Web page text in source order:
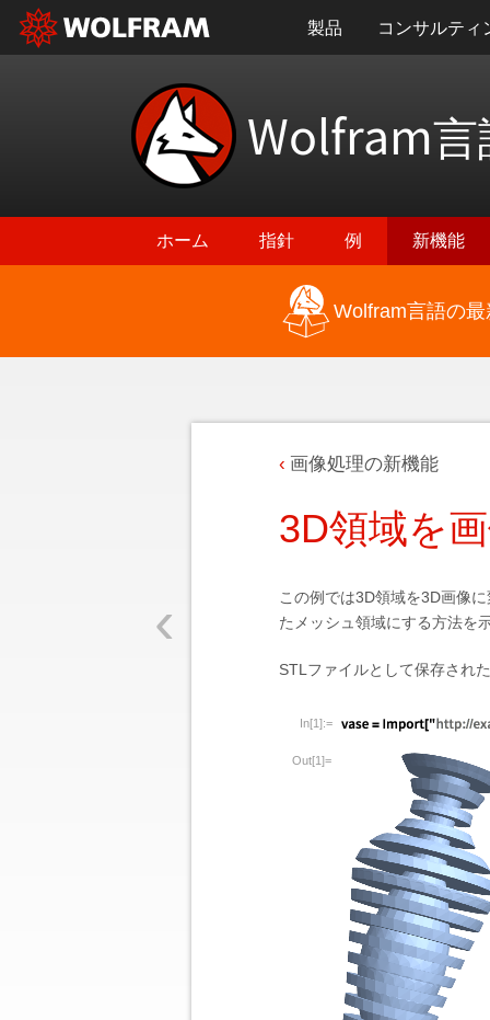
製品 コンサルティ
Wolfram言
ホーム 指針 例 新機能
Wolfram言語の
‹
画像処理の新機能
3D領域を
この例では3D領域を3D画像
たメッシュ領域にする方法を
STLファイルとして保存され
In[1]:=
Out[1]=